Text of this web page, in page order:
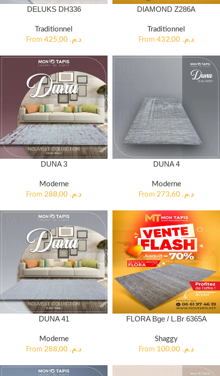
DELUKS DH336
Traditionnel
From
د.م.
DIAMOND Z286A
Traditionnel
From
د.م.
DUNA 3
Moderne
From
د.م.
DUNA 4
Moderne
From
د.م.
DUNA 41
Moderne
From
د.م.
FLORA Bge / L.Br 6365A
Shaggy
From
د.م.